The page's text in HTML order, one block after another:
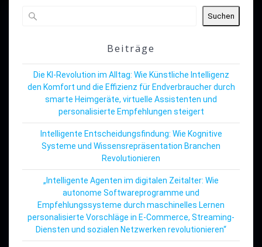
Suchen
Beiträge
Die KI-Revolution im Alltag: Wie Künstliche Intelligenz
den Komfort und die Effizienz für Endverbraucher durch
smarte Heimgeräte, virtuelle Assistenten und
personalisierte Empfehlungen steigert
Intelligente Entscheidungsfindung: Wie Kognitive
Systeme und Wissensrepräsentation Branchen
Revolutionieren
„Intelligente Agenten im digitalen Zeitalter: Wie
autonome Softwareprogramme und
Empfehlungssysteme durch maschinelles Lernen
personalisierte Vorschläge in E-Commerce, Streaming-
Diensten und sozialen Netzwerken revolutionieren“